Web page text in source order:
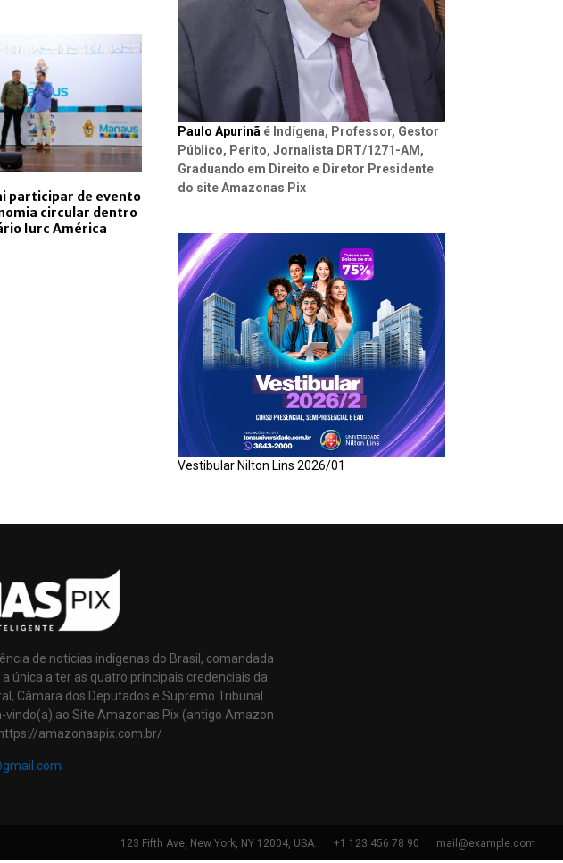
participar de evento
circular dentro
Iurc América
Paulo Apurinã é Indígena, Professor, Gestor
Público, Perito, Jornalista DRT/1271-AM,
Graduando em Direito e Diretor Presidente
do site Amazonas Pix
Vestibular Nilton Lins 2026/01
de notícias indígenas do Brasil, comandada
única a ter as quatro principais credenciais da
Câmara dos Deputados e Supremo Tribunal
vindo(a) ao Site Amazonas Pix (antigo Amazon
https://amazonaspix.com.br/
123 Fifth Ave, New York, NY 12004, USA. +1 123 456 78 90 mail@example.com